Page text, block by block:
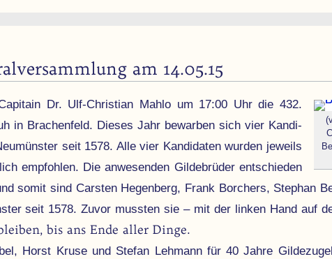
am 14.05.15
Dr. Ulf-Christian Mahlo um 17:00 Uhr die 432.
in Brachen­feld. Die­ses Jahr bewar­ben sich vier Kandi­
seit 1578. Alle vier Kandi­daten wurden jeweils
empfohlen. Die an­wesen­den Gilde­brüder ent­schie­den
somit sind Carsten Hegenberg, Frank Borchers, Stephan
seit 1578. Zuvor mussten sie – mit der linken Hand auf
bis ans Ende aller Dinge.
Horst Kruse und Stefan Lehmann für 40 Jahre